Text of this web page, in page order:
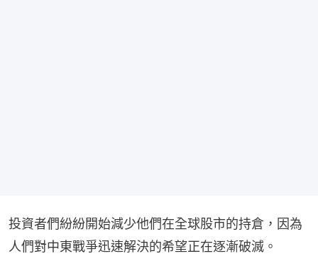
投資者們紛紛開始減少他們在全球股市的持倉，因為
人們對中東戰爭迅速解決的希望正在逐漸破滅。